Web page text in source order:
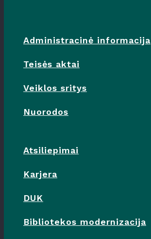
Administracinė informacija
Teisės aktai
Veiklos sritys
Nuorodos
Atsiliepimai
Karjera
DUK
Bibliotekos modernizacija